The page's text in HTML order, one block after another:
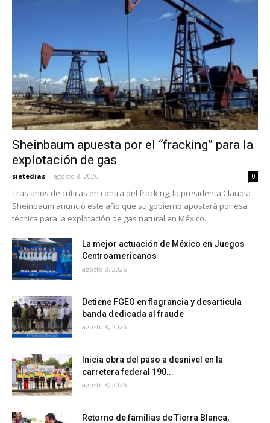
Sheinbaum apuesta por el “fracking” para la
explotación de gas
sietedias - agosto 8, 2026 0
Tras años de críticas en contra del fracking, la presidenta Claudia
Sheinbaum anunció este año que su gobierno apostará por esa
técnica para la explotación de gas natural en México.
La mejor actuación de México en Juegos
Centroamericanos
agosto 8, 2026
Detiene FGEO en flagrancia y desarticula
banda dedicada al fraude
agosto 8, 2026
Inicia obra del paso a desnivel en la
carretera federal 190...
agosto 8, 2026
Retorno de familias de Tierra Blanca,